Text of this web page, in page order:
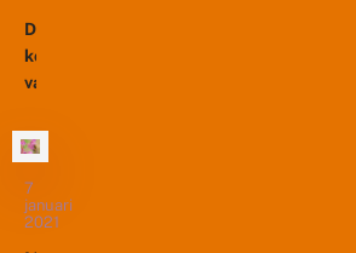
w
e
e
g
z
i
h
t
geteld
in
het
hommels.
Inmiddels
is
het
m
m
e
l
v
li
e
g
e
De
koninginnen
van
hommels
zijn
volop
actief
7
januari
2021